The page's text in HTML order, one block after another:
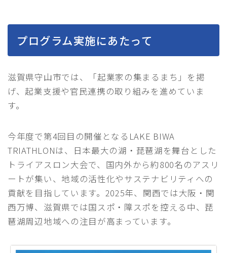
プログラム実施にあたって
滋賀県守山市では、「起業家の集まるまち」を掲
げ、起業支援や官民連携の取り組みを進めていま
す。
今年度で第4回目の開催となるLAKE BIWA
TRIATHLONは、日本最大の湖・琵琶湖を舞台とした
トライアスロン大会で、国内外から約800名のアスリ
ートが集い、地域の活性化やサステナビリティへの
貢献を目指しています。2025年、関西では大阪・関
西万博、滋賀県では国スポ・障スポを控える中、琵
琶湖周辺地域への注目が高まっています。